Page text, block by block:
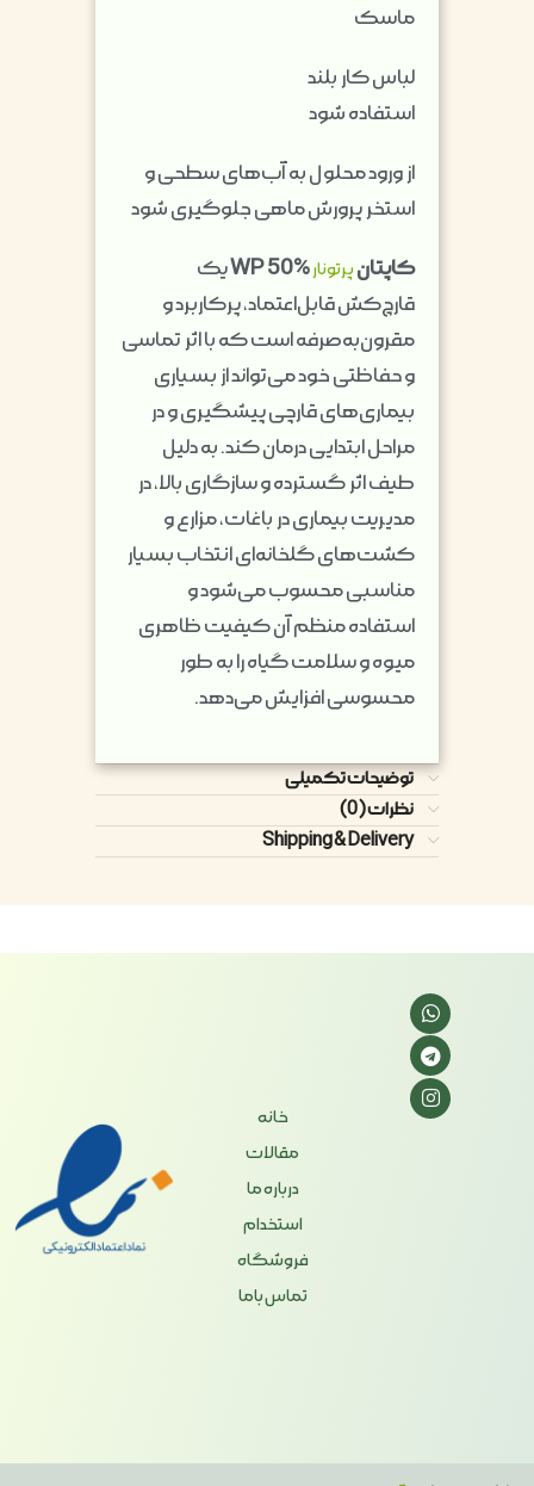
ماسک
لباس کار بلند
استفاده شود
از ورود محلول به آب‌های سطحی و
استخر پرورش ماهی جلوگیری شود
کاپتان پرتونار
یک
قارچ‌کش قابل‌اعتماد، پرکاربرد و
مقرون‌به‌صرفه است که با اثر تماسی
و حفاظتی خود می‌تواند از بسیاری
بیماری‌های قارچی پیشگیری و در
مراحل ابتدایی درمان کند. به دلیل
طیف اثر گسترده و سازگاری بالا، در
مدیریت بیماری در باغات، مزارع و
کشت‌های گلخانه‌ای انتخاب بسیار
مناسبی محسوب می‌شود و
استفاده منظم آن کیفیت ظاهری
میوه و سلامت گیاه را به طور
محسوسی افزایش می‌دهد.
توضیحات تکمیلی
نظرات (0)
Shipping & Delivery
خانه
مقالات
درباره ما
استخدام
فروشگاه
تماس باما